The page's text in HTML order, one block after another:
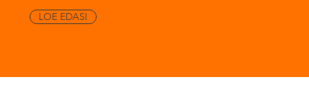
LOE EDASI